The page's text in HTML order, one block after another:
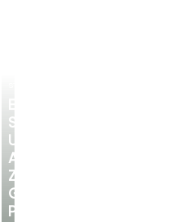
SIE
UNSERE
AUSWAHL
ZU
GÜNSTIGEN
PREISEN